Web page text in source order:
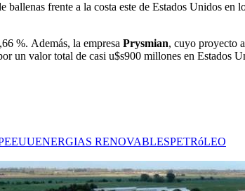
frente a la costa este de Estados Unidos
%. Además, la empresa Prysmian, cuyo proyecto
un valor total de casi u$s900 millones en Estados
EEUUENERGIAS RENOVABLESPETRóLEO